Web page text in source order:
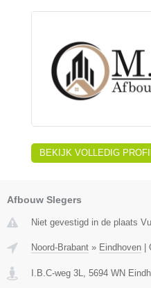
BEKIJK VOLLEDIG
Afbouw Slegers
Niet gevestigd in de plaats
Noord-Brabant » Eindhoven |
I.B.C-weg 3L 5694 WN